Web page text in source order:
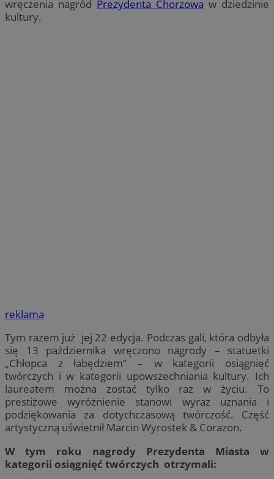
wręczenia nagród Prezydenta Chorzowa w dziedzinie
kultury.
reklama
Tym razem już jej 22 edycja. Podczas gali, która odbyła
się 13 października wręczono nagrody – statuetki
„Chłopca z łabędziem” – w kategorii osiągnięć
twórczych i w kategorii upowszechniania kultury. Ich
laureatem można zostać tylko raz w życiu. To
prestiżowe wyróżnienie stanowi wyraz uznania i
podziękowania za dotychczasową twórczość. Część
artystyczną uświetnił Marcin Wyrostek & Corazon.
W tym roku nagrody Prezydenta Miasta w
kategorii osiągnięć twórczych otrzymali: